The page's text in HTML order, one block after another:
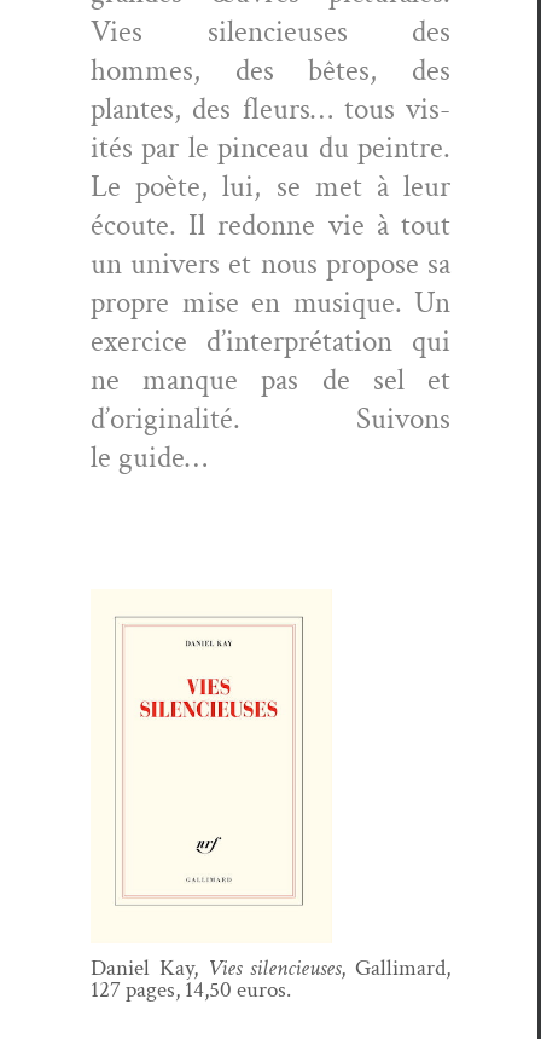
Vies silen­cieuses des
hommes, des bêtes, des
plantes, des fleurs… tous vis­
ités par le pinceau du pein­tre.
Le poète, lui, se met à leur
écoute. Il redonne vie à tout
un univers et nous pro­pose sa
pro­pre mise en musique. Un
exer­ci­ce d’interprétation qui
ne manque pas de sel et
d’originalité. Suiv­ons
le guide…
Daniel Kay, Vies silen­cieuses, Gal­li­mard,
127 pages, 14,50 euros.